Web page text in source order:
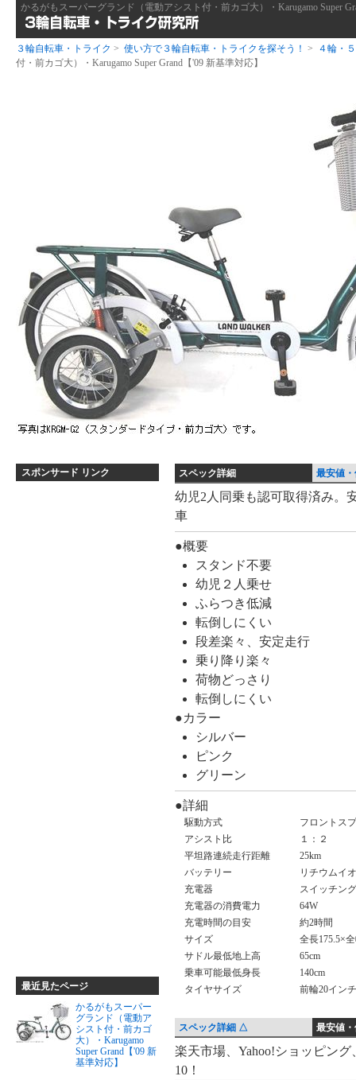
かるがもスーパーグランド（電動アシスト付・前カゴ大）・Karugamo Super
３輪自転車・トライク > 使い方で３輪自転車・トライクを探そう！ >
４輪・
付・前カゴ大）・Karugamo Super Grand【'09 新基準対応】
スポンサード リンク
最近見たページ
かるがもスーパー
グランド（電動ア
シスト付・前カゴ
大）・Karugamo
Super Grand【'09 新
基準対応】
スペック詳細 最安値
ス
ペ
ッ
ク
幼児2人同乗も認可取得済み。
車
●概要
スタンド不要
幼児２人乗せ
ふらつき低減
転倒しにくい
段差楽々、安定走行
乗り降り楽々
荷物どっさり
転倒しにくい
●カラー
シルバー
ピンク
グリーン
●詳細
駆動方式
フロントス
アシスト比
１：２
平坦路連続走行距離
25km
バッテリー
リチウムイ
充電器
スイッチン
充電器の消費電力
64W
充電時間の目安
約2時間
サイズ
全長175.5×
サドル最低地上高
65cm
乗車可能最低身長
140cm
タイヤサイズ
前輪20イン
スペック詳細 △ 最安値
最
安
楽天市場、Yahoo!ショッピン
10！